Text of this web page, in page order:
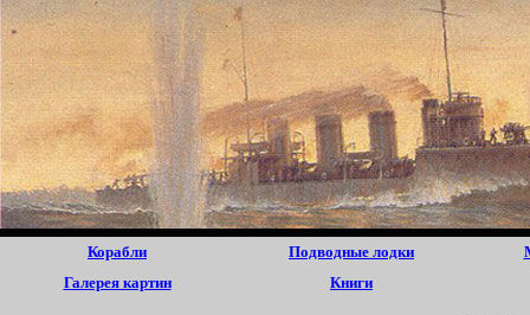
Корабли Подводные лодки
Галерея картин
Книги